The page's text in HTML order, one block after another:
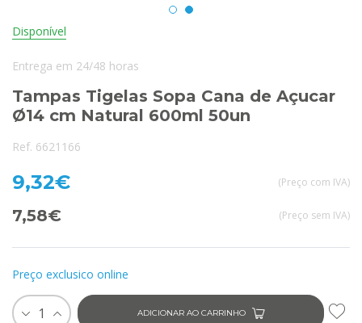
Disponível
Entrega em 24/48 horas
Tampas Tigelas Sopa Cana de Açucar
Ø14 cm Natural 600ml 50un
Ref. 6621166
9,32€ (Preço com IVA)
7,58€ (Preço sem IVA)
Preço exclusico online
1 ADICIONAR AO CARRINHO